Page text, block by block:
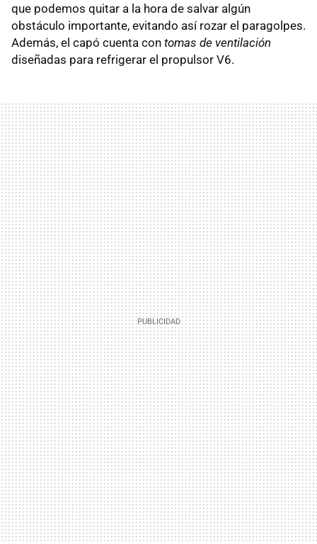
que podemos quitar a la hora de salvar algún
obstáculo importante, evitando así rozar el paragolpes.
Además, el capó cuenta con tomas de ventilación
diseñadas para refrigerar el propulsor V6.